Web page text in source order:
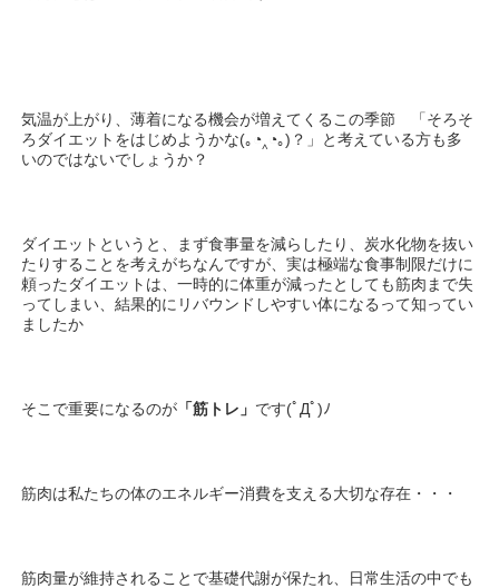
気温が上がり、薄着になる機会が増えてくるこの季節 「そろそ
ろダイエットをはじめようかな(｡◔‸◔｡)？」と考えている方も多
いのではないでしょうか？
ダイエットというと、まず食事量を減らしたり、炭水化物を抜い
たりすることを考えがちなんですが、実は極端な食事制限だけに
頼ったダイエットは、一時的に体重が減ったとしても筋肉まで失
ってしまい、結果的にリバウンドしやすい体になるって知ってい
ましたか
そこで重要になるのが 「筋トレ」 です(ﾟДﾟ)ﾉ
筋肉は私たちの体のエネルギー消費を支える大切な存在・・・
筋肉量が維持されることで基礎代謝が保たれ、日常生活の中でも